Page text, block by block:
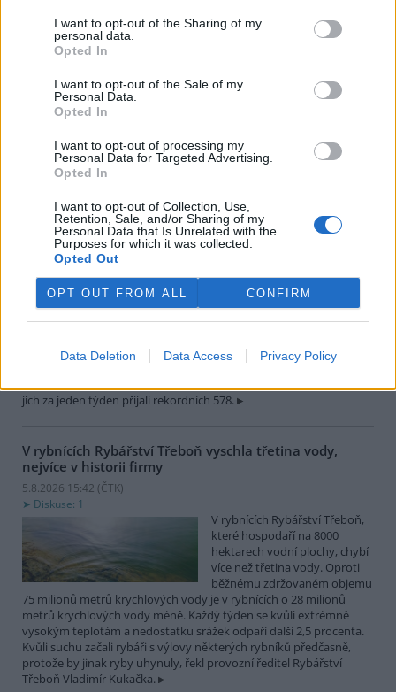
I want to opt-out of the Sharing of my
personal data.
Opted In
I want to opt-out of the Sale of my
Personal Data.
Opted In
I want to opt-out of processing my
Personal Data for Targeted Advertising.
Opted In
I want to opt-out of Collection, Use,
Retention, Sale, and/or Sharing of my
Personal Data that Is Unrelated with the
Purposes for which it was collected.
Opted Out
OPT OUT FROM ALL CONFIRM
Data Deletion Data Access Privacy Policy
Islandské úřady nařídily
vyhoštění 21 aktivistů
pobřežní stráž s policií zabavily
jejich loď, která pronásledovala velrybářské plavidlo. Pasažéři lodi
patřící nadaci kanadsko-amerického ekologického aktivisty Paula
Watsona jsou od té doby zadržováni v Reykjavíku. Sám Watson na
palubě nebyl. Píše o tom agentura AFP s odvoláním na islandskou
policii.
Záchranná stanice v Praze přijímá kvůli vedrům více
volně žijících zvířat
5.8.2026 17:40 | PRAHA (
teplotám pracovníci pražské
záchranné stanice pro volně
žijící živočichy přijímají více
dehydratovaná a vysílená mláďata ptáků nebo veverek. ČTK to
sdělila mluvčí stanice Petra Fišerová. Během současné vlny veder
jich za jeden týden přijali rekordních 578.
V rybnících Rybářství Třeboň vyschla třetina vody,
nejvíce v historii firmy
5.8.2026 15:42 (ČTK)
Diskuse: 1
V rybnících Rybářství Třeboň,
které hospodaří na 8000
hektarech vodní plochy, chybí
více než třetina vody. Oproti
běžnému zdržovaném objemu
75 milionů metrů krychlových vody je v rybnících o 28 milionů
metrů krychlových vody méně. Každý týden se kvůli extrémně
vysokým teplotám a nedostatku srážek odpaří další 2,5 procenta.
Kvůli suchu začali rybáři s výlovy některých rybníků předčasně,
protože by jinak ryby uhynuly, řekl provozní ředitel Rybářství
Třeboň Vladimír Kukačka.